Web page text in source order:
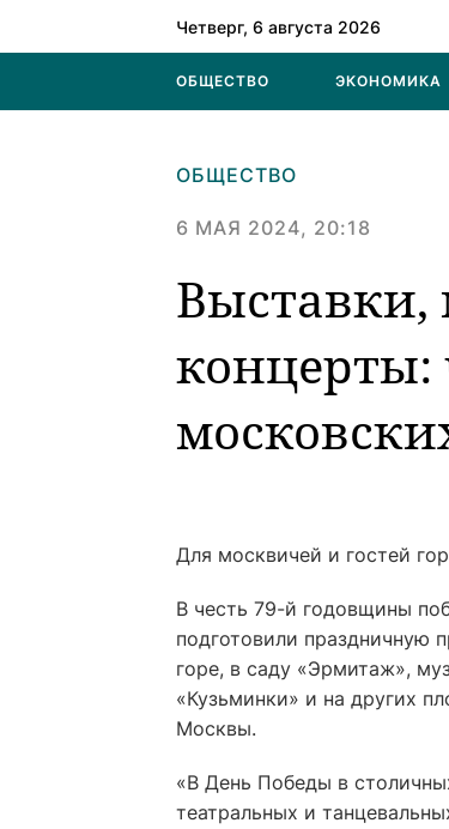
Четверг, 6 августа 2026
ОБЩЕСТВО ЭКОНОМИКА
ОБЩЕСТВО
6 МАЯ 2024, 20:18
Выставки,
концерты:
Для москвичей и гостей
В честь 79-й годовщины
подготовили праздничную
горе, в саду «Эрмитаж»,
«Кузьминки» и на других
Москвы.
«В День Победы в
театральных и